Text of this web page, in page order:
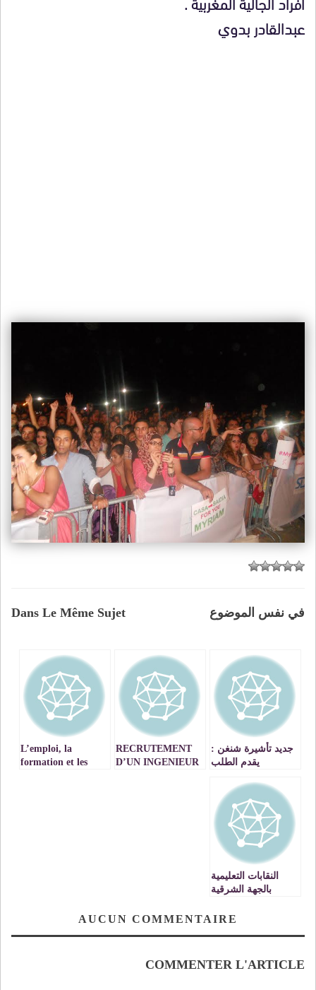
عبدالقادر بدوي
Dans Le Même Sujet في نفس الموضوع
جديد تأشيرة شنغن :
يقدم الطلب
بفاس ويتم استلامها
بوجدة
RECRUTEMENT
D’UN INGENIEUR
L’emploi, la
formation et les
النقابات التعليمية
بالجهة الشرقية
المتردي لمصحاتAUCUN COMMENTAIRE
COMMENTER L'ARTICLE